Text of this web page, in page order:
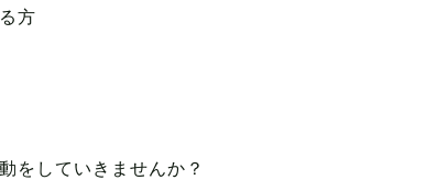
方
をしていきませんか？